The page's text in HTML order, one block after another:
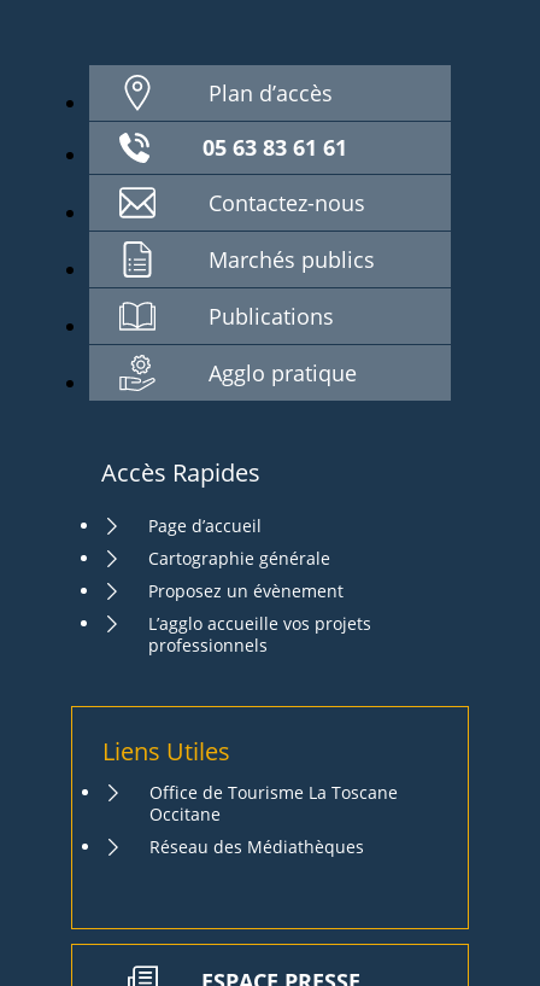
Plan d’accès
05 63 83 61 61
Contactez-nous
Marchés publics
Publications
Agglo pratique
Accès Rapides
Page d’accueil
Cartographie générale
Proposez un évènement
L’agglo accueille vos projets
professionnels
Liens Utiles
Office de Tourisme La Toscane
Occitane
Réseau des Médiathèques